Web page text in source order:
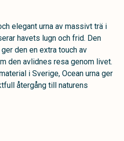
elegant urna av massivt trä i
havets lugn och frid. Den
den en extra touch av
den avlidnes resa genom livet.
i Sverige, Ocean urna ger
återgång till naturens